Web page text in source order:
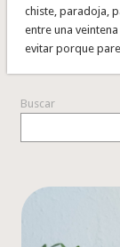
chiste, paradoja,
entre una
evitar porque
Buscar